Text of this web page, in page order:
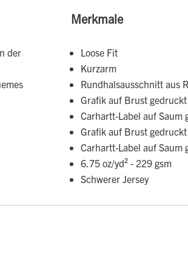
der
Merkmale
Loose Fit
Kurzarm
Rundhalsausschnitt aus
Grafik auf Brust gedruckt
Carhartt-Label auf Saum
Grafik auf Brust gedruckt
Carhartt-Label auf Saum
6.75 oz/yd² - 229 gsm
Schwerer Jersey